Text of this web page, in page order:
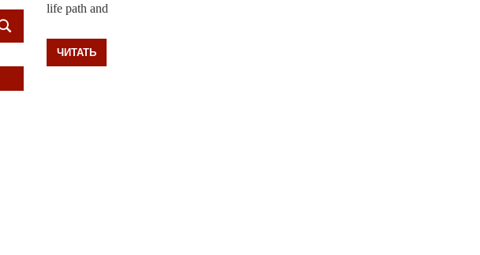
life path and
ЧИТАТЬ
ПОИСК